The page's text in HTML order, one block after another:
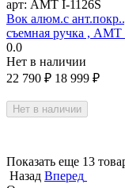
арт: AMT I-1126S
Вок алюм.с
съемная ручка ,
0.0
Нет в наличии
22 790 ₽ 18 999 ₽
Нет в наличии
Показать еще 13
Назад Вперед